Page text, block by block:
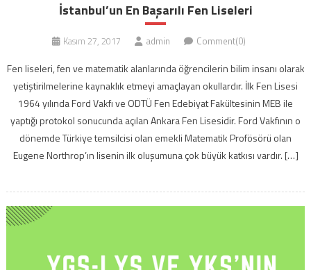
İstanbul’un En Başarılı Fen Liseleri
Kasım 27, 2017 admin Comment(0)
Fen liseleri, fen ve matematik alanlarında öğrencilerin bilim insanı olarak
yetiştirilmelerine kaynaklık etmeyi amaçlayan okullardır. İlk Fen Lisesi
1964 yılında Ford Vakfı ve ODTÜ Fen Edebiyat Fakültesinin MEB ile
yaptığı protokol sonucunda açılan Ankara Fen Lisesidir. Ford Vakfının o
dönemde Türkiye temsilcisi olan emekli Matematik Profösörü olan
Eugene Northrop’ın lisenin ilk oluşumuna çok büyük katkısı vardır. […]